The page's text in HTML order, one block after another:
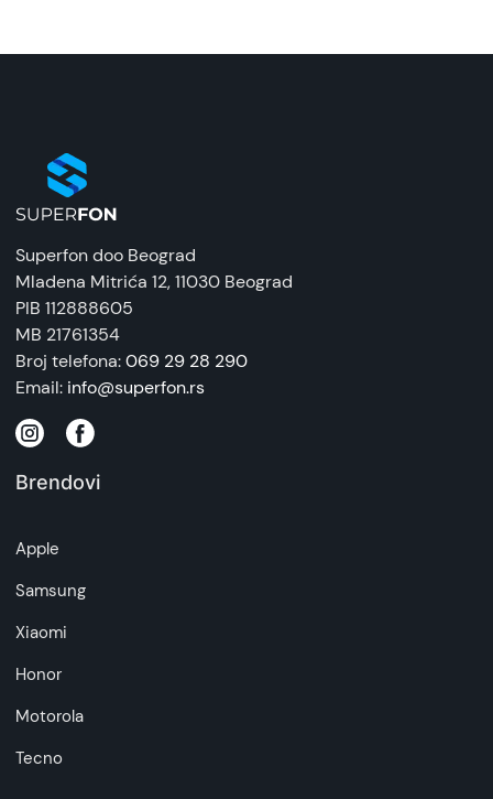
Superfon doo Beograd
Mladena Mitrića 12, 11030 Beograd
PIB 112888605
MB 21761354
Broj telefona:069 29 28 290
Email: info@superfon.rs
Brendovi
Apple
Samsung
Xiaomi
Honor
Motorola
Tecno